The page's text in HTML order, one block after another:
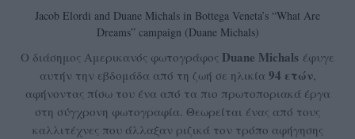
Jacob Elordi and Duane Michals in Bottega Veneta’s “What Are
Dreams” campaign (Duane Michals)
Ο διάσημος Αμερικανός φωτογράφος Duane Michals έφυγε
αυτήν την εβδομάδα από τη ζωή σε ηλικία 94 ετών,
αφήνοντας πίσω του ένα από τα πιο πρωτοποριακά έργα
στη σύγχρονη φωτογραφία. Θεωρείται ένας από τους
καλλιτέχνες που άλλαξαν ριζικά τον τρόπο αφήγησης